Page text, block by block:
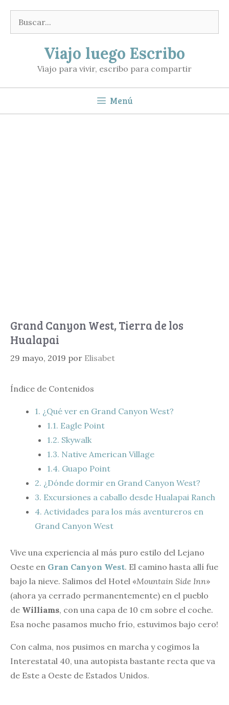
contenido
Buscar:
Viajo luego Escribo
Viajo para vivir, escribo para compartir
Menú
Grand Canyon West, Tierra de los
Hualapai
29 mayo, 2019 por Elisabet
Índice de Contenidos
1. ¿Qué ver en Grand Canyon West?
1.1. Eagle Point
1.2. Skywalk
1.3. Native American Village
1.4. Guapo Point
2. ¿Dónde dormir en Grand Canyon West?
3. Excursiones a caballo desde Hualapai Ranch
4. Actividades para los más aventureros en
Grand Canyon West
Vive una experiencia al más puro estilo del Lejano
Oeste en Gran Canyon West. El camino hasta allí fue
bajo la nieve. Salimos del Hotel «Mountain Side Inn»
(ahora ya cerrado permanentemente) en el pueblo
de Williams, con una capa de 10 cm sobre el coche.
Esa noche pasamos mucho frío, estuvimos bajo cero!
Con calma, nos pusimos en marcha y cogimos la
Interestatal 40, una autopista bastante recta que va
de Este a Oeste de Estados Unidos.